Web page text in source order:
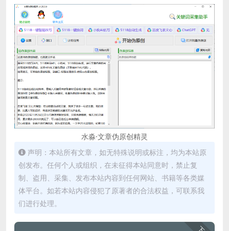
水淼·文章伪原创精灵
声明：本站所有文章，如无特殊说明或标注，均为本站原
创发布。任何个人或组织，在未征得本站同意时，禁止复
制、盗用、采集、发布本站内容到任何网站、书籍等各类媒
体平台。如若本站内容侵犯了原著者的合法权益，可联系我
们进行处理。